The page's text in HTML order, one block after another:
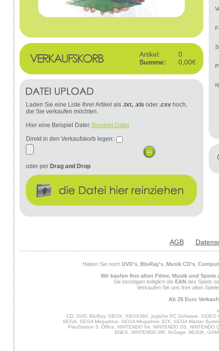
Artikel:
0
Summe:
0,00€
Laden Sie eine Liste Ihrer Artikel als .txt, .xls oder .csv hoch,
die Sie verkaufen möchten.
Hier eine Beispiel Datei: Beispiel Datei
Direkt in den Verkaufskorb legen:
oder per Drag and Drop
AGB
Haben Sie noch DVD's, BluRay's, Musik CD's,
Wir kaufen Ihre alten Filme, Musik und Spiele
Sie benötigen lediglich die EAN des Spiels
Verkaufen Sie uns Ihre alten
Ab 25 Euro
CD, DVD, BluRay, XBOX, XBOX360, jegliche PC Software,
SEGA, SEGA Megadrive, SEGA Megadrive 32X, SEGA Master
PlayStation 3, Office, NINTENDO 64, NINTENDO DS,
SNES, NINTENDO WII, N-Gage, MUSIK,